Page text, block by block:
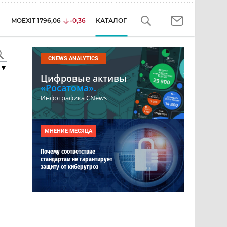
MOEXIT 1796,06 -0,36 КАТАЛОГ
▼
CNEWS ANALYTICS
Цифровые активы
«Росатома».
Инфографика CNews
МНЕНИЕ МЕСЯЦА
Почему соответствие
стандартам не гарантирует
защиту от киберугроз